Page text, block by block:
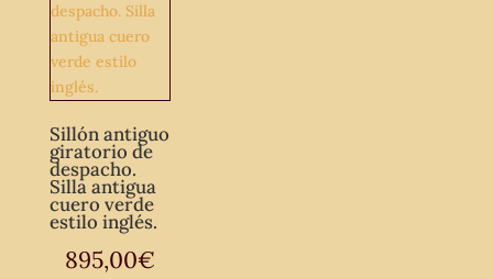
Sillón antiguo
giratorio de
despacho.
Silla antigua
cuero verde
estilo inglés.
895,00€